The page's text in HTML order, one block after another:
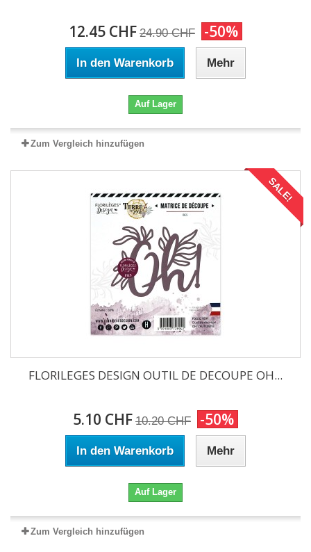
12.45 CHF 24.90 CHF -50%
In den Warenkorb Mehr
Auf Lager
Zum Vergleich hinzufügen
SALE!
FLORILEGES DESIGN OUTIL DE DECOUPE OH...
5.10 CHF 10.20 CHF -50%
In den Warenkorb Mehr
Auf Lager
Zum Vergleich hinzufügen